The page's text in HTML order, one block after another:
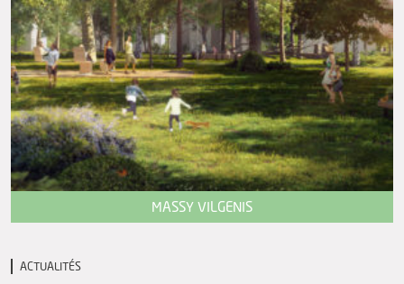
MASSY VILGENIS
ACTUALITÉS